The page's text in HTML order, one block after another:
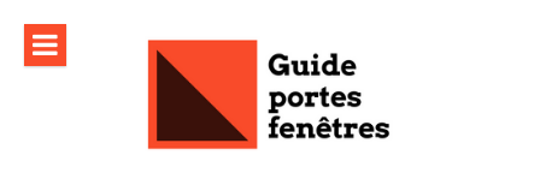
contenu